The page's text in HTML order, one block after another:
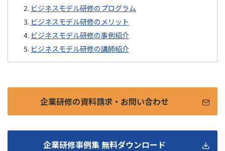
ビジネスモデル研修のプログラム
ビジネスモデル研修のメリット
ビジネスモデル研修の事例紹介
ビジネスモデル研修の講師紹介
企業研修の資料請求・お問い合わせ
企業研修事例集 無料ダウンロード